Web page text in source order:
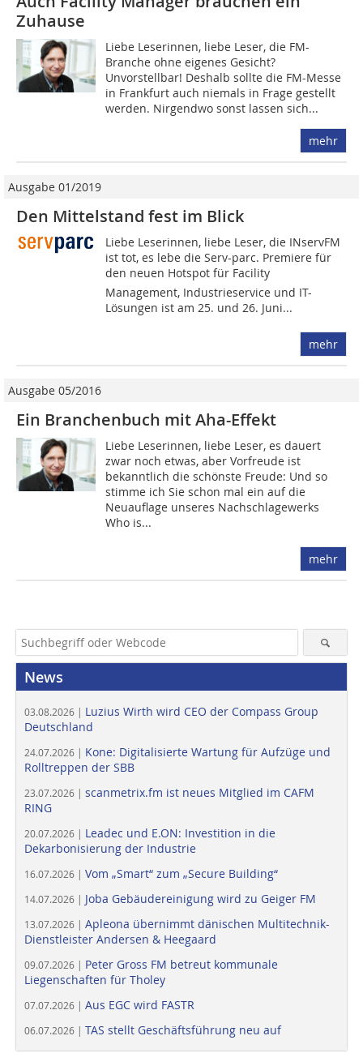
Zuhause
Liebe Leserinnen, liebe Leser, die FM-
Branche ohne eigenes Gesicht?
Unvorstellbar! Deshalb sollte die FM-Messe
in Frankfurt auch niemals in Frage gestellt
werden. Nirgendwo sonst lassen sich...
mehr
Ausgabe 01/2019
Den Mittelstand fest im Blick
Liebe Leserinnen, liebe Leser, die INservFM
ist tot, es lebe die Serv-parc. Premiere für
den neuen Hotspot für Facility
Management, Industrieservice und IT-
Lösungen ist am 25. und 26. Juni...
mehr
Ausgabe 05/2016
Ein Branchenbuch mit Aha-Effekt
Liebe Leserinnen, liebe Leser, es dauert
zwar noch etwas, aber Vorfreude ist
bekanntlich die schönste Freude: Und so
stimme ich Sie schon mal ein auf die
Neuauflage unseres Nachschlagewerks
Who is...
mehr
News
03.08.2026 | Luzius Wirth wird CEO der Compass Group
Deutschland
24.07.2026 | Kone: Digitalisierte Wartung für Aufzüge und
Rolltreppen der SBB
23.07.2026 | scanmetrix.fm ist neues Mitglied im CAFM
RING
20.07.2026 | Leadec und E.ON: Investition in die
Dekarbonisierung der Industrie
16.07.2026 | Vom „Smart“ zum „Secure Building“
14.07.2026 | Joba Gebäudereinigung wird zu Geiger FM
13.07.2026 | Apleona übernimmt dänischen Multitechnik-
Dienstleister Andersen & Heegaard
09.07.2026 | Peter Gross FM betreut kommunale
Liegenschaften für Tholey
07.07.2026 | Aus EGC wird FASTR
06.07.2026 | TAS stellt Geschäftsführung neu auf